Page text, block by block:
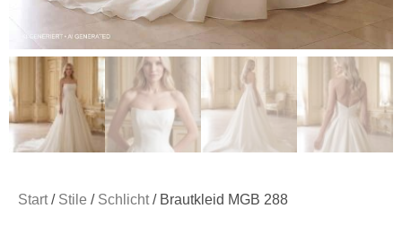
Start/ Stile / Schlicht/ Brautkleid MGB 288